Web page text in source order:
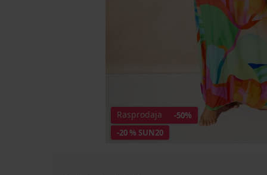
Rasprodaja
-50%
-20 % SUN20